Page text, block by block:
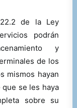
de la Ley
podrán
y
de los
mismos hayan
se les haya
sobre su